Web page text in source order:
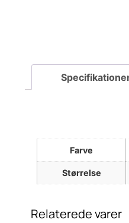
Farve
Størrelse
Relaterede varer